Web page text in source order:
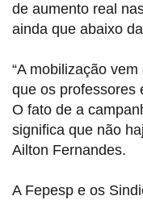
de aumento real
ainda que abaixo
“A mobilização
que os professores
O fato de a
significa que não
Ailton Fernandes.
A Fepesp e os